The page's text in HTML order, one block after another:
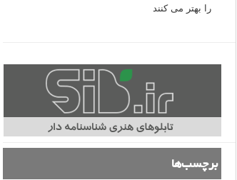
را بهتر می کنند
برچسب‌ها